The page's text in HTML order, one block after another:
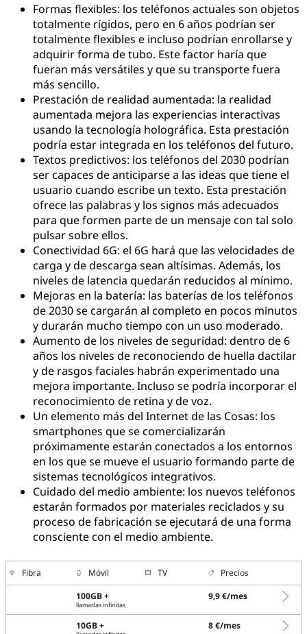
Formas flexibles: los teléfonos actuales son objetos
totalmente rígidos, pero en 6 años podrían ser
totalmente flexibles e incluso podrían enrollarse y
adquirir forma de tubo. Este factor haría que
fueran más versátiles y que su transporte fuera
más sencillo.
Prestación de realidad aumentada: la realidad
aumentada mejora las experiencias interactivas
usando la tecnología holográfica. Esta prestación
podría estar integrada en los teléfonos del futuro.
Textos predictivos: los teléfonos del 2030 podrían
ser capaces de anticiparse a las ideas que tiene el
usuario cuando escribe un texto. Esta prestación
ofrece las palabras y los signos más adecuados
para que formen parte de un mensaje con tal solo
pulsar sobre ellos.
Conectividad 6G: el 6G hará que las velocidades de
carga y de descarga sean altísimas. Además, los
niveles de latencia quedarán reducidos al mínimo.
Mejoras en la batería: las baterías de los teléfonos
de 2030 se cargarán al completo en pocos minutos
y durarán mucho tiempo con un uso moderado.
Aumento de los niveles de seguridad: dentro de 6
años los niveles de reconociendo de huella dactilar
y de rasgos faciales habrán experimentado una
mejora importante. Incluso se podría incorporar el
reconocimiento de retina y de voz.
Un elemento más del Internet de las Cosas: los
smartphones que se comercializarán
próximamente estarán conectados a los entornos
en los que se mueve el usuario formando parte de
sistemas tecnológicos integrativos.
Cuidado del medio ambiente: los nuevos teléfonos
estarán formados por materiales reciclados y su
proceso de fabricación se ejecutará de una forma
consciente con el medio ambiente.
Fibra Móvil TV
Precios
100GB +
llamadas infinitas
9,9 €/mes
10GB + 8 €/mes